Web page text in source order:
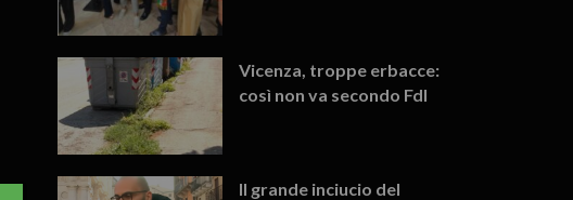
Vicenza, troppe erbacce:
così non va secondo FdI
Il grande inciucio del